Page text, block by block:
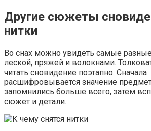
Другие сюжеты
нитки
Во снах можно увидеть самые
леской, пряжей и волокнами.
читать сновидение поэтапно. Сначала
расшифровывается значение
запомнились больше всего, затем
сюжет и детали.